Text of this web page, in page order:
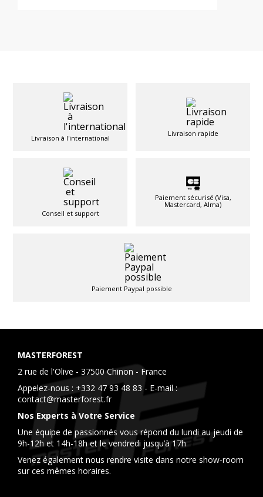
Livraison à l'international
Livraison rapide
Conseil et support
Paiement sécurisé (Visa,
Mastercard, Alma)
Paiement Paypal possible
MASTERFOREST
2 rue de l'Olive - 37500 Chinon - France
Appelez-nous : +332 47 93 48 83 - E-mail :
contact@masterforest.fr
Nos Experts à Votre Service
Une équipe de passionnés vous répond du lundi au jeudi de
9h-12h et 14h-18h et le vendredi jusqu’à 17h
Venez également nous rendre visite dans notre show-room
sur ces mêmes horaires.